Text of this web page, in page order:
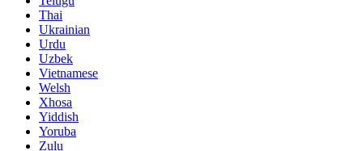
Thai
Ukrainian
Urdu
Uzbek
Vietnamese
Welsh
Xhosa
Yiddish
Yoruba
Zulu